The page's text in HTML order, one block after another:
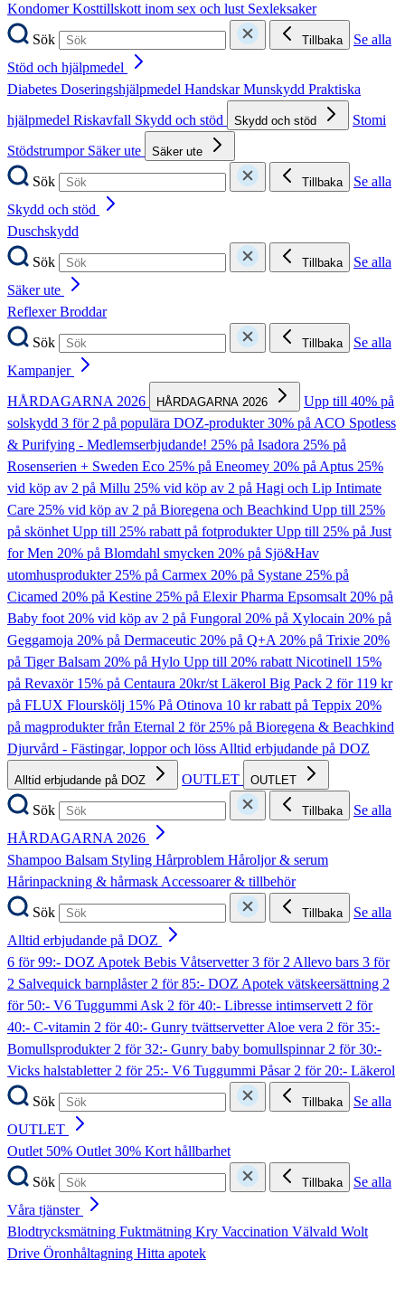
KondomerKosttillskott inom sex och lust Sexleksaker
Sök
Tillbaka
Se alla
Stöd och hjälpmedel
Diabetes Doseringshjälpmedel HandskarMunskydd Praktiska
hjälpmedel Riskavfall Skydd och stöd Skydd och stöd
Stomi
Stödstrumpor Säker ute Säker ute
Sök Tillbaka
Se alla
Skydd och stöd
Duschskydd
Sök
Tillbaka
Se alla
Säker ute
ReflexerBroddar
Sök
Tillbaka
Se alla
Kampanjer
HÅRDAGARNA 2026
HÅRDAGARNA 2026
Upp till 40% på
solskydd 3 för 2 på populära DOZ-produkter30% på ACO Spotless
& Purifying - Medlemserbjudande! 25% på Isadora 25% på
Rosenserien + Sweden Eco 25% på Eneomey 20% på Aptus 25%
vid köp av 2 på Millu 25% vid köp av 2 på Hagi och Lip Intimate
Care 25% vid köp av 2 på Bioregena och Beachkind Upp till 25%
på skönhetUpp till 25% rabatt på fotprodukterUpp till 25% på Just
for Men 20% på Blomdahl smycken 20% på Sjö&Hav
utomhusprodukter25% på Carmex 20% på Systane 25% på
Cicamed 20% på Kestine 25% på Elexir Pharma Epsomsalt20% på
Baby foot20% vid köp av 2 på Fungoral 20% på Xylocain 20% på
Geggamoja 20% på Dermaceutic 20% på Q+A20% på Trixie 20%
på Tiger Balsam 20% på Hylo Upp till 20% rabatt Nicotinell 15%
på Revaxör 15% på Centaura 20kr/st Läkerol Big Pack 2 för 119 kr
på FLUX Flourskölj 15% På Otinova 10 kr rabatt på Teppix 20%
på magprodukter från Eternal 2 för 25% på Bioregena & Beachkind
Djurvård - Fästingar, loppor och lössAlltid erbjudande på DOZ
Alltid erbjudande på DOZ OUTLET OUTLET
Sök Tillbaka
Se alla
HÅRDAGARNA 2026
Shampoo Balsam Styling Hårproblem Håroljor & serum
Hårinpackning & hårmaskAccessoarer & tillbehör
Sök
Tillbaka
Se alla
Alltid erbjudande på DOZ
6 för 99:- DOZ Apotek Bebis Våtservetter3 för 2 Allevo bars 3 för
2 Salvequick barnplåster2 för 85:- DOZ Apotek vätskeersättning 2
för 50:- V6 Tuggummi Ask 2 för 40:- Libresse intimservett2 för
40:- C-vitamin 2 för 40:- Gunry tvättservetter Aloe vera 2 för 35:-
Bomullsprodukter2 för 32:- Gunry baby bomullspinnar2 för 30:-
Vicks halstabletter2 för 25:- V6 Tuggummi Påsar2 för 20:- Läkerol
Sök
Tillbaka
Se alla
OUTLET
Outlet 50% Outlet 30% Kort hållbarhet
Sök
Tillbaka
Se alla
Våra tjänster
Blodtrycksmätning Fuktmätning Kry Vaccination Välvald Wolt
Drive Öronhåltagning Hitta apotek